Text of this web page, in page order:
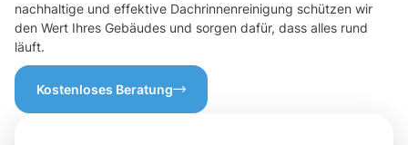
nachhaltige und effektive Dachrinnenreinigung schützen wir
den Wert Ihres Gebäudes und sorgen dafür, dass alles rund
läuft.
Kostenloses Beratung